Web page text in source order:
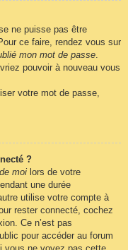
ne puisse pas être
ce faire, rendez vous sur
mon mot de passe.
pouvoir à nouveau vous
votre mot de passe,
?
moi lors de votre
une durée
utilise votre compte à
rester connecté, cochez
Ce n’est pas
pour accéder au forum